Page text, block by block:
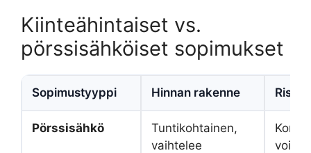
Kiinteähintaiset vs.
pörssisähköiset sopimukset
Sopimustyyppi Hinnan rakenne Riski
Pörssisähkö
Tuntikohtainen,
vaihtelee
voivat